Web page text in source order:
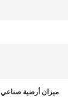
ميزان أرضية صناعي 3 طن ، موازين أرضية 1.5 × 1.5 متر